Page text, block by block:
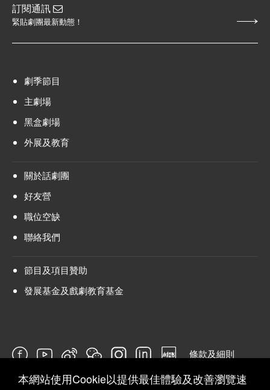
訂閱通訊
緊貼劇團最新動態！
劇季節目
主劇場
黑盒劇場
外展及教育
關於話劇團
好友營
職位空缺
聯絡我們
節目及項目贊助
發展基金及戲劇教育基金
條款及細則
問卷
本網站使用Cookie以提供最佳體驗及改善瀏覽速